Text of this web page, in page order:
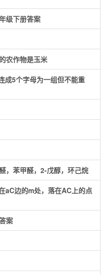
级下册答案
农作物是玉米
成5个字母为一组但不能重
，苯甲醛，2-戊醇，环己烷
aC边的m处，落在AC上的点
案